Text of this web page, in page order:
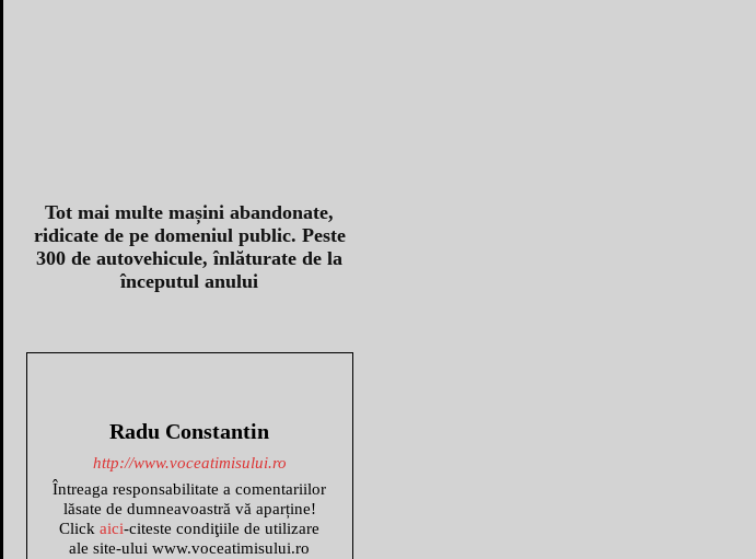
Tot mai multe mașini abandonate,
ridicate de pe domeniul public. Peste
300 de autovehicule, înlăturate de la
începutul anului
Radu Constantin
http://www.voceatimisului.ro
Întreaga responsabilitate a comentariilor
lăsate de dumneavoastră vă aparține!
Clickaici-citeste condiţiile de utilizare
ale site-ului www.voceatimisului.ro